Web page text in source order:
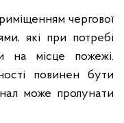
чергової
які при потребі
на місце пожежі.
повинен бути
може пролунати